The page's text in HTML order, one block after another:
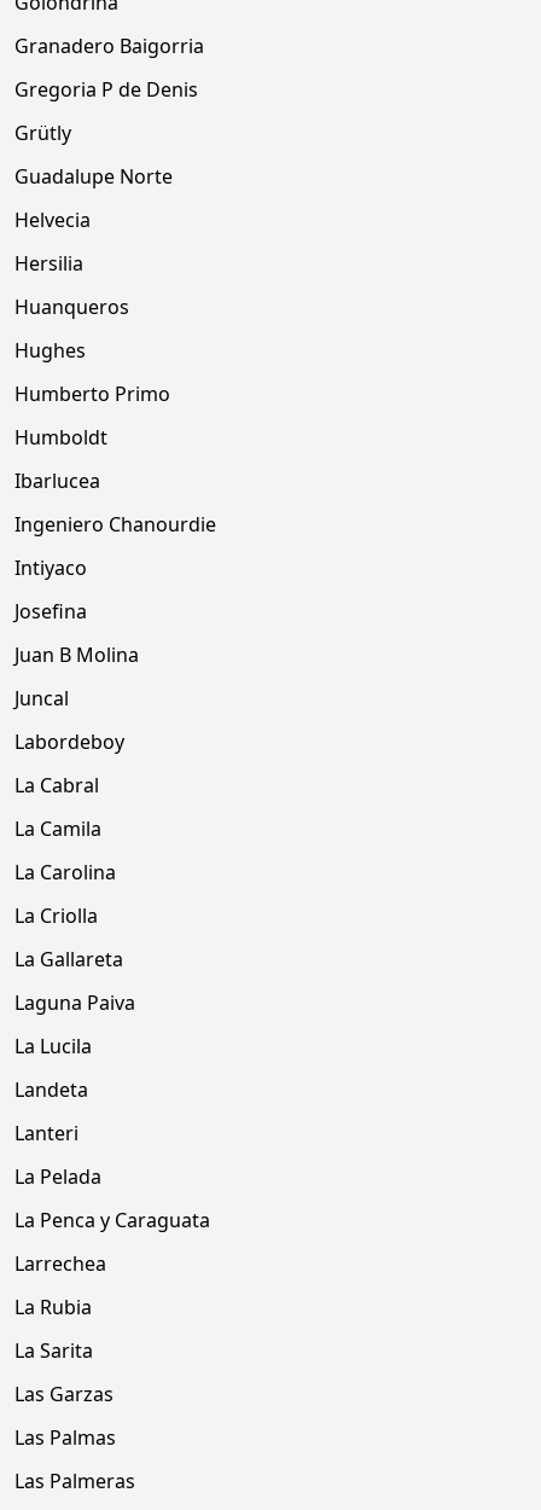
Granadero Baigorria
Gregoria P de Denis
Grütly
Guadalupe Norte
Helvecia
Hersilia
Huanqueros
Hughes
Humberto Primo
Humboldt
Ibarlucea
Ingeniero Chanourdie
Intiyaco
Josefina
Juan B Molina
Juncal
Labordeboy
La Cabral
La Camila
La Carolina
La Criolla
La Gallareta
Laguna Paiva
La Lucila
Landeta
Lanteri
La Pelada
La Penca y Caraguata
Larrechea
La Rubia
La Sarita
Las Garzas
Las Palmas
Las Palmeras